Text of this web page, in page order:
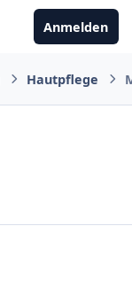
Anmelden
Hautpflege